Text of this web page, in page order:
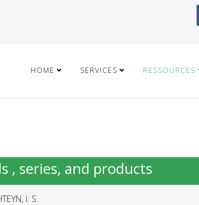
HOME SERVICES RESSOURCES
, series, and products
I. S.